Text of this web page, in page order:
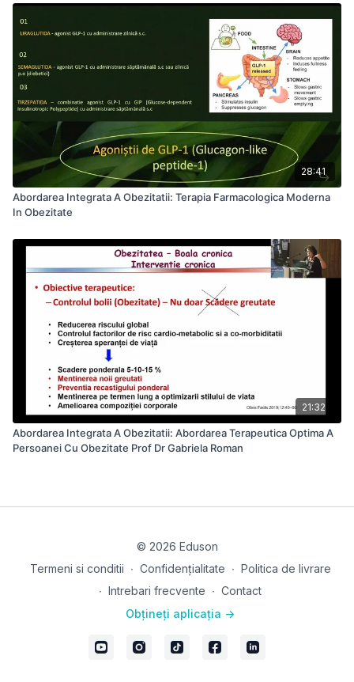
28:41
Abordarea Integrata A Obezitatii: Terapia Farmacologica Moderna
In Obezitate
21:32
Abordarea Integrata A Obezitatii: Abordarea Terapeutica Optima A
Persoanei Cu Obezitate Prof Dr Gabriela Roman
© 2026 Eduson
Termeni si conditii ∙ Confidențialitate ∙ Politica de livrare
∙ Intrebari frecvente ∙ Contact
Obțineți aplicația ->